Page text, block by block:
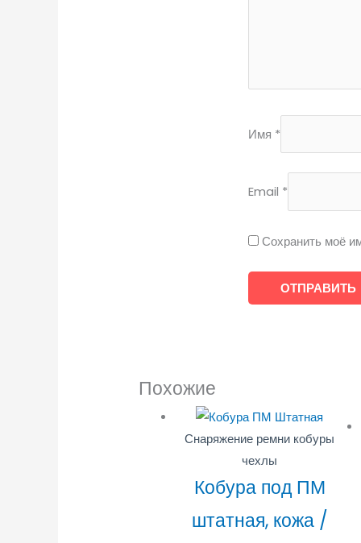
Имя *
Email *
Сохранить моё
Похожие
Снаряжение ремни кобуры
чехлы
Кобура под ПМ
штатная, кожа /